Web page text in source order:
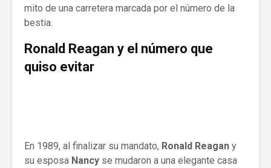
mito de una carretera marcada por el número de la
bestia.
Ronald Reagan y el número que
quiso evitar
En 1989, al finalizar su mandato, Ronald Reagan y
su esposa Nancy se mudaron a una elegante casa